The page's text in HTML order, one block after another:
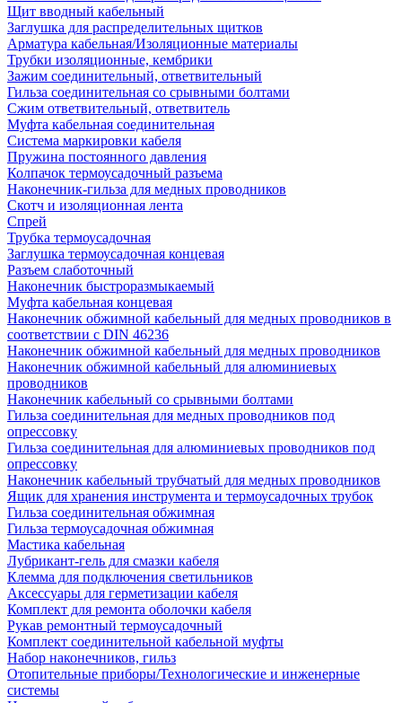
Щит вводный кабельный
Заглушка для распределительных щитков
Арматура кабельная/Изоляционные материалы
Трубки изоляционные, кембрики
Зажим соединительный, ответвительный
Гильза соединительная со срывными болтами
Сжим ответвительный, ответвитель
Муфта кабельная соединительная
Система маркировки кабеля
Пружина постоянного давления
Колпачок термоусадочный разъема
Наконечник-гильза для медных проводников
Скотч и изоляционная лента
Спрей
Трубка термоусадочная
Заглушка термоусадочная концевая
Разъем слаботочный
Наконечник быстроразмыкаемый
Муфта кабельная концевая
Наконечник обжимной кабельный для медных проводников в
соответствии с DIN 46236
Наконечник обжимной кабельный для медных проводников
Наконечник обжимной кабельный для алюминиевых
проводников
Наконечник кабельный со срывными болтами
Гильза соединительная для медных проводников под
опрессовку
Гильза соединительная для алюминиевых проводников под
опрессовку
Наконечник кабельный трубчатый для медных проводников
Ящик для хранения инструмента и термоусадочных трубок
Гильза соединительная обжимная
Гильза термоусадочная обжимная
Мастика кабельная
Лубрикант-гель для смазки кабеля
Клемма для подключения светильников
Аксессуары для герметизации кабеля
Комплект для ремонта оболочки кабеля
Рукав ремонтный термоусадочный
Комплект соединительной кабельной муфты
Набор наконечников, гильз
Отопительные приборы/Технологические и инженерные
системы